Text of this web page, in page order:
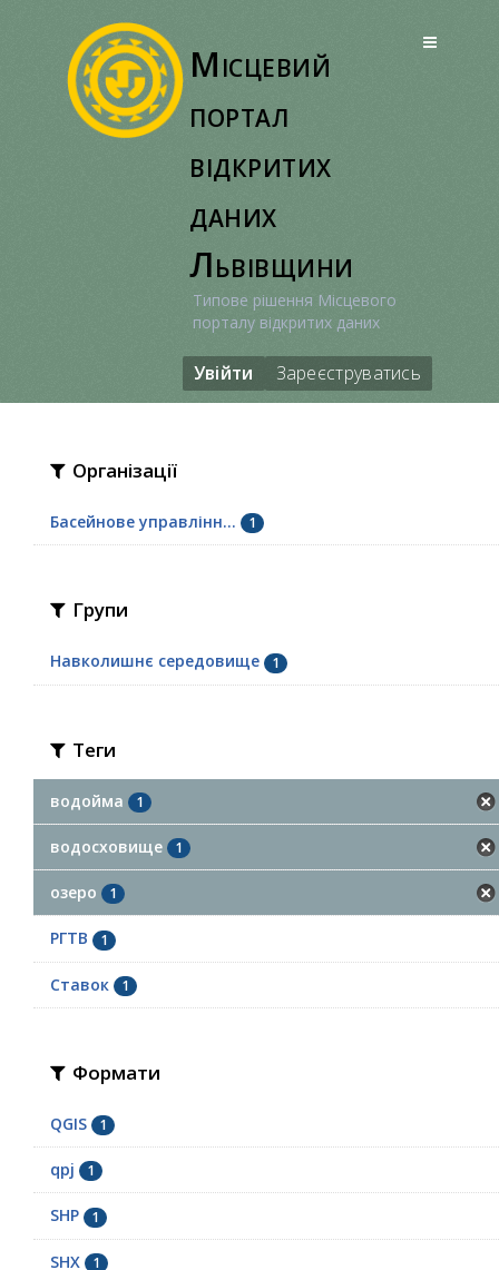
Місцевий
портал
відкритих
даних
Львівщини
Типове рішення Місцевого
порталу відкритих даних
Увійти Зареєструватись
Організації
Басейнове управлінн... 1
Групи
Навколишнє середовище 1
Теги
водойма 1
водосховище 1
озеро 1
РГТВ 1
Ставок 1
Формати
QGIS 1
qpj 1
SHP 1
SHX 1